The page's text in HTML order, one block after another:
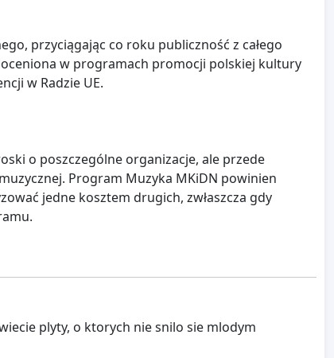
przyciągając co roku publiczność z całego
w programach promocji polskiej kultury
w Radzie UE.
o poszczególne organizacje, ale przede
Program Muzyka MKiDN powinien
jedne kosztem drugich, zwłaszcza gdy
plyty, o ktorych nie snilo sie mlodym